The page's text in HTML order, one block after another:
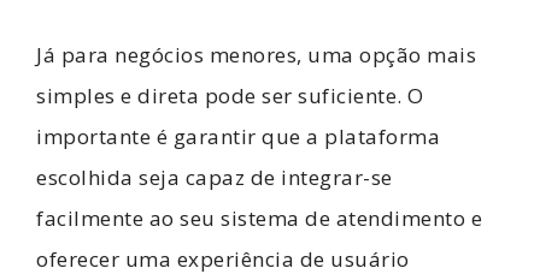
Já para negócios menores, uma opção mais
simples e direta pode ser suficiente. O
importante é garantir que a plataforma
escolhida seja capaz de integrar-se
facilmente ao seu sistema de atendimento e
oferecer uma experiência de usuário